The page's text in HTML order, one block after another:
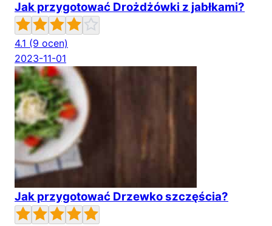
Jak przygotować Drożdżówki z jabłkami?
4.1 (9 ocen)
2023-11-01
Jak przygotować Drzewko szczęścia?